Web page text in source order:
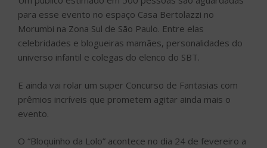
para esse evento no espaço Casa Bertolazzi no
Morumbi na Zona Sul de São Paulo. Entre elas
celebridades e blogueiras mamães, personalidades do
universo infantil e colegas do elenco do SBT.
E ainda vai rolar um super Concurso de Fantasias com
prêmios incríveis que prometem agitar ainda mais o
evento.
O “Bloquinho da Lolo” acontece no dia 24 de fevereiro a